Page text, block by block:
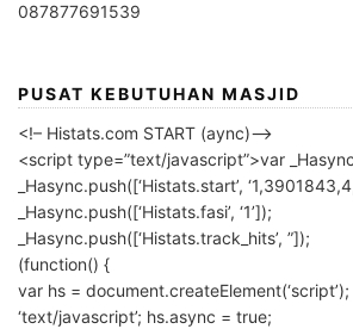
087877691539
PUSAT KEBUTUHAN MASJID
<!– Histats.com START (aync)–>
<script type=”text/javascript”>var
_Hasync.push([‘Histats.start’,
_Hasync.push([‘Histats.fasi’, ‘1’]);
_Hasync.push([‘Histats.track_hits’, ”]);
(function() {
var hs =
‘text/javascript’; hs.async = true;